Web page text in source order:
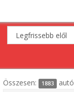
Összesen: 1883
autó